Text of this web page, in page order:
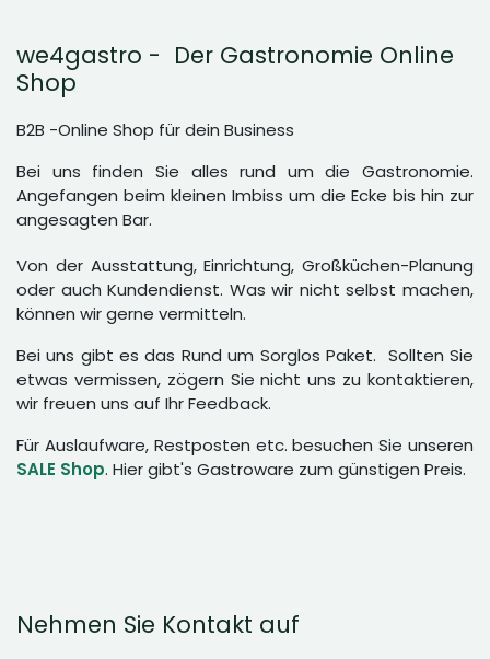
we4gastro - Der Gastronomie Online
Shop
B2B -Online Shop für dein Business
Bei uns finden Sie alles rund um die Gastronomie.
Angefangen beim kleinen Imbiss um die Ecke bis hin zur
angesagten Bar.
Von der Ausstattung, Einrichtung, Großküchen-Planung
oder auch Kundendienst. Was wir nicht selbst machen,
können wir gerne vermitteln.
Bei uns gibt es das Rund um Sorglos Paket. Sollten Sie
etwas vermissen, zögern Sie nicht uns zu kontaktieren,
wir freuen uns auf Ihr Feedback.
Für Auslaufware, Restposten etc. besuchen Sie unseren
SALE Shop. Hier gibt's Gastroware zum günstigen Preis.
Nehmen Sie Kontakt auf